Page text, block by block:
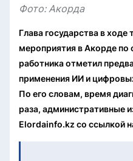
Фото: Акорда
Глава государства в ходе
мероприятия в Акорде по
работника отметил
применения ИИ и
По его словам, время
раза, административные
Elordainfo.kz со ссылкой